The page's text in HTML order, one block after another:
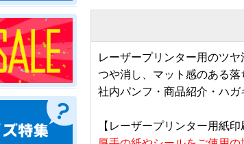
レーザープリンター用のツヤ
つや消し、マット感のある落
社内パンフ・商品紹介・ハガ
【レーザープリンター用紙印